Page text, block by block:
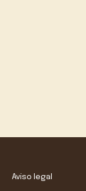
Aviso legal